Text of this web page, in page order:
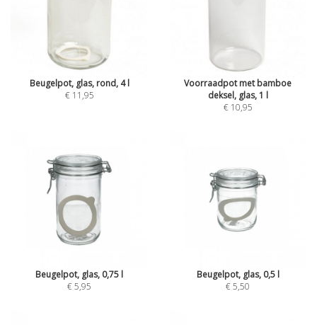
Beugelpot, glas, rond, 4 l
€ 11,95
Voorraadpot met bamboe
deksel, glas, 1 l
€ 10,95
Beugelpot, glas, 0,75 l
€ 5,95
Beugelpot, glas, 0,5 l
€ 5,50